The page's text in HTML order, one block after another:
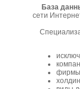
База
сети